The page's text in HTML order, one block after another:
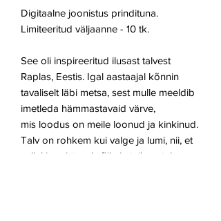
Digitaalne joonistus prindituna.
Limiteeritud väljaanne - 10 tk.
See oli inspireeritud ilusast talvest
Raplas, Eestis. Igal aastaajal kõnnin
tavaliselt läbi metsa, sest mulle meeldib
imetleda hämmastavaid värve,
mis loodus on meile loonud ja kinkinud.
Talv on rohkem kui valge ja lumi, nii, et
sellel joonistusel võiksin teile natuke